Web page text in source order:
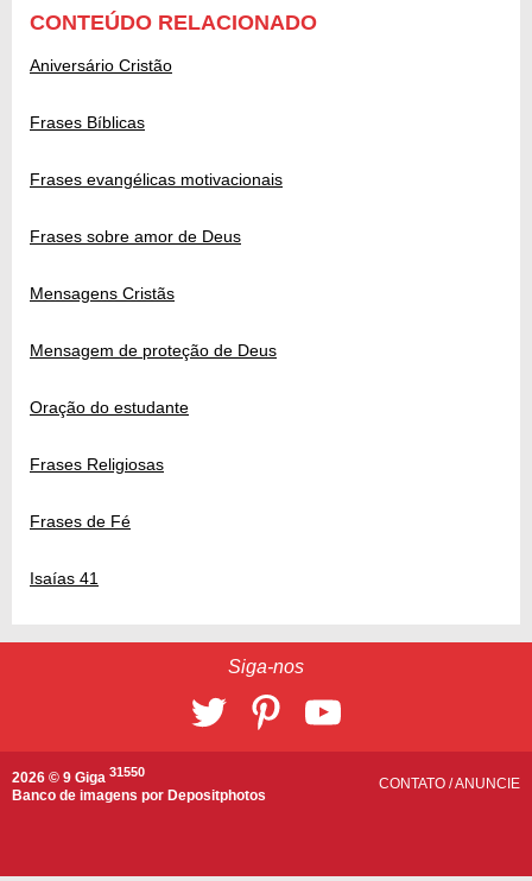
CONTEÚDO RELACIONADO
Aniversário Cristão
Frases Bíblicas
Frases evangélicas motivacionais
Frases sobre amor de Deus
Mensagens Cristãs
Mensagem de proteção de Deus
Oração do estudante
Frases Religiosas
Frases de Fé
Isaías 41
Siga-nos
2026 © 9 Giga 31550
Banco de imagens por Depositphotos
CONTATO /ANUNCIE